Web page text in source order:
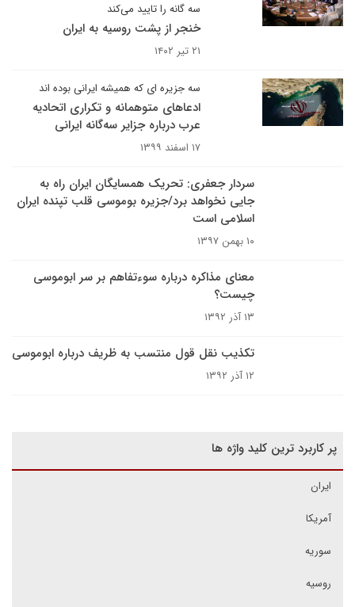
سه گانه را تایید می‌کند
خنجر از پشت روسیه به ایران
۲۱ تیر ۱۴۰۲
سه جزیره ای که همیشه ایرانی بوده اند
ادعاهای متوهمانه و تکراری اتحادیه
عرب درباره جزایر سه‌گانه ایرانی
۱۷ اسفند ۱۳۹۹
سردار جعفری: تحریک همسایگان ایران راه به
جایی نخواهد برد/جزیره بوموسی قلب تپنده ایران
اسلامی است
۱۰ بهمن ۱۳۹۷
معنای مذاکره درباره سوءتفاهم بر سر ابوموسی
چیست؟
۱۳ آذر ۱۳۹۲
تکذیب نقل قول منتسب به ظریف درباره ابوموسی
۱۲ آذر ۱۳۹۲
پر کاربرد ترین کلید واژه ها
ایران
آمریکا
سوریه
روسیه